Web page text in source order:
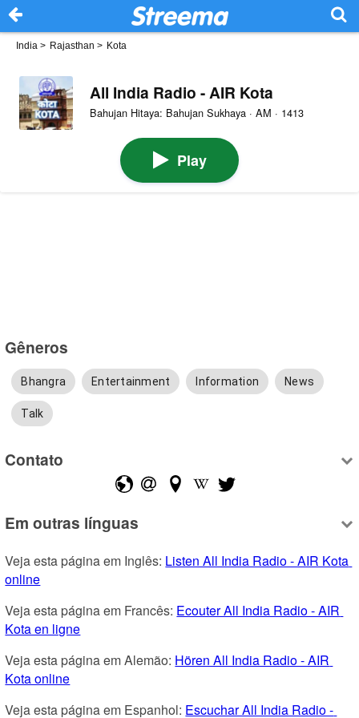
India > Rajasthan > Kota
All India Radio - AIR Kota
Bahujan Hitaya: Bahujan Sukhaya · AM · 1413
Play
Gêneros
Bhangra Entertainment Information News
Talk
Contato
Em outras línguas
Veja esta página em Inglês: Listen All India Radio - AIR Kota
online
Veja esta página em Francês: Ecouter All India Radio - AIR
Kota en ligne
Veja esta página em Alemão: Hören All India Radio - AIR
Kota online
Veja esta página em Espanhol: Escuchar All India Radio -